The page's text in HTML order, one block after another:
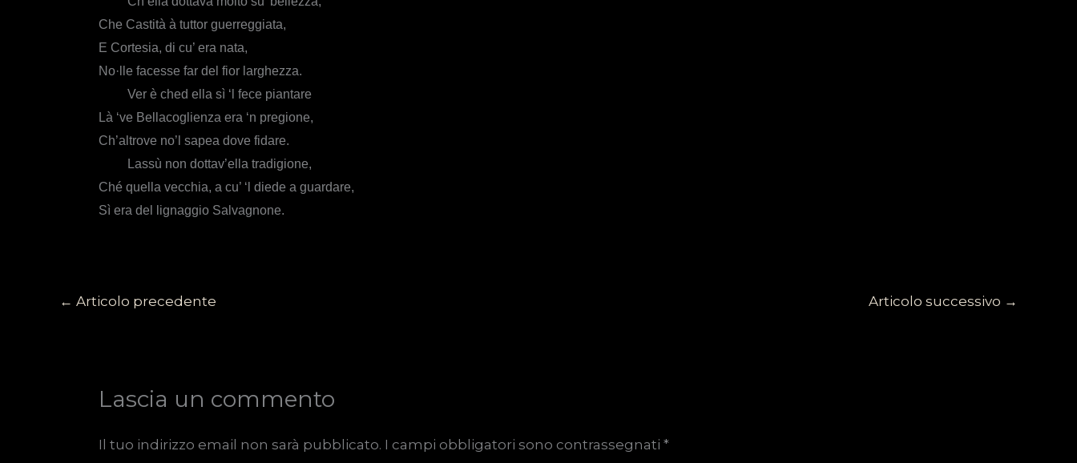
Che Castità à tuttor guerreggiata,
E Cortesia, di cu’ era nata,
No·lle facesse far del fior larghezza.
Ver è ched ella sì ‘l fece piantare
Là ‘ve Bellacoglienza era ‘n pregione,
Ch’altrove no’l sapea dove fidare.
Lassù non dottav’ella tradigione,
Ché quella vecchia, a cu’ ‘l diede a guardare,
Sì era del lignaggio Salvagnone.
← Articolo precedente Articolo successivo →
Lascia un commento
Il tuo indirizzo email non sarà pubblicato. I campi obbligatori sono contrassegnati *